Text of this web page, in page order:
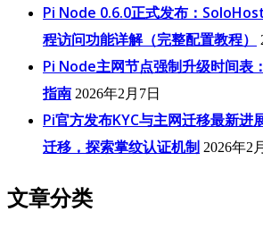
Pi Node 0.6.0正式发布：
程访问功能详解（完整配置教程）
Pi Node主网节点强制升级时间表
指南 2026年2月7日
Pi官方发布KYC与主网迁移最新进
迁移，探索掌纹认证机制 2026年2
文章分类